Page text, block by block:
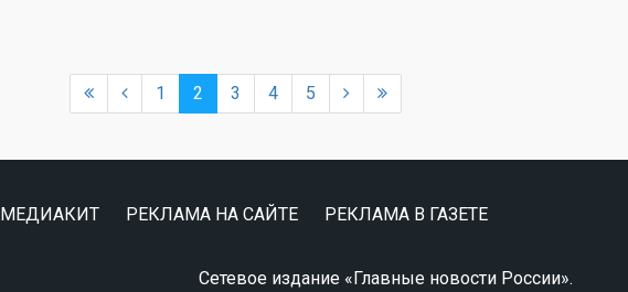
1 2 3 4 5
МЕДИАКИТ РЕКЛАМА НА САЙТЕ РЕКЛАМА В ГАЗЕТЕ
Сетевое издание «Главные новости России».